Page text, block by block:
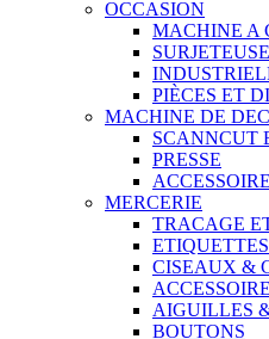
OCCASION
MACHINE A
SURJETEUSE
PIÈCES ET
MACHINE DE
SCANNCUT
PRESSE
MERCERIE
TRACAGE
CISEAUX &
AIGUILLES
BOUTONS